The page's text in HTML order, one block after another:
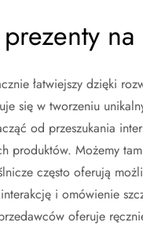
łatwiejszy dzięki
się w tworzeniu
od przeszukania
produktów. Możemy
często oferują
i omówienie
oferuje